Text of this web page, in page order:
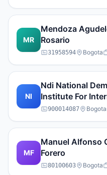
MR
Mendoza
Rosario
31958594 Bogota
NI
Ndi National
Institute For
Instituto
Para Asuntos
900014087 Bogota
MF
Manuel Alfonso
Forero
80100603 Bogota